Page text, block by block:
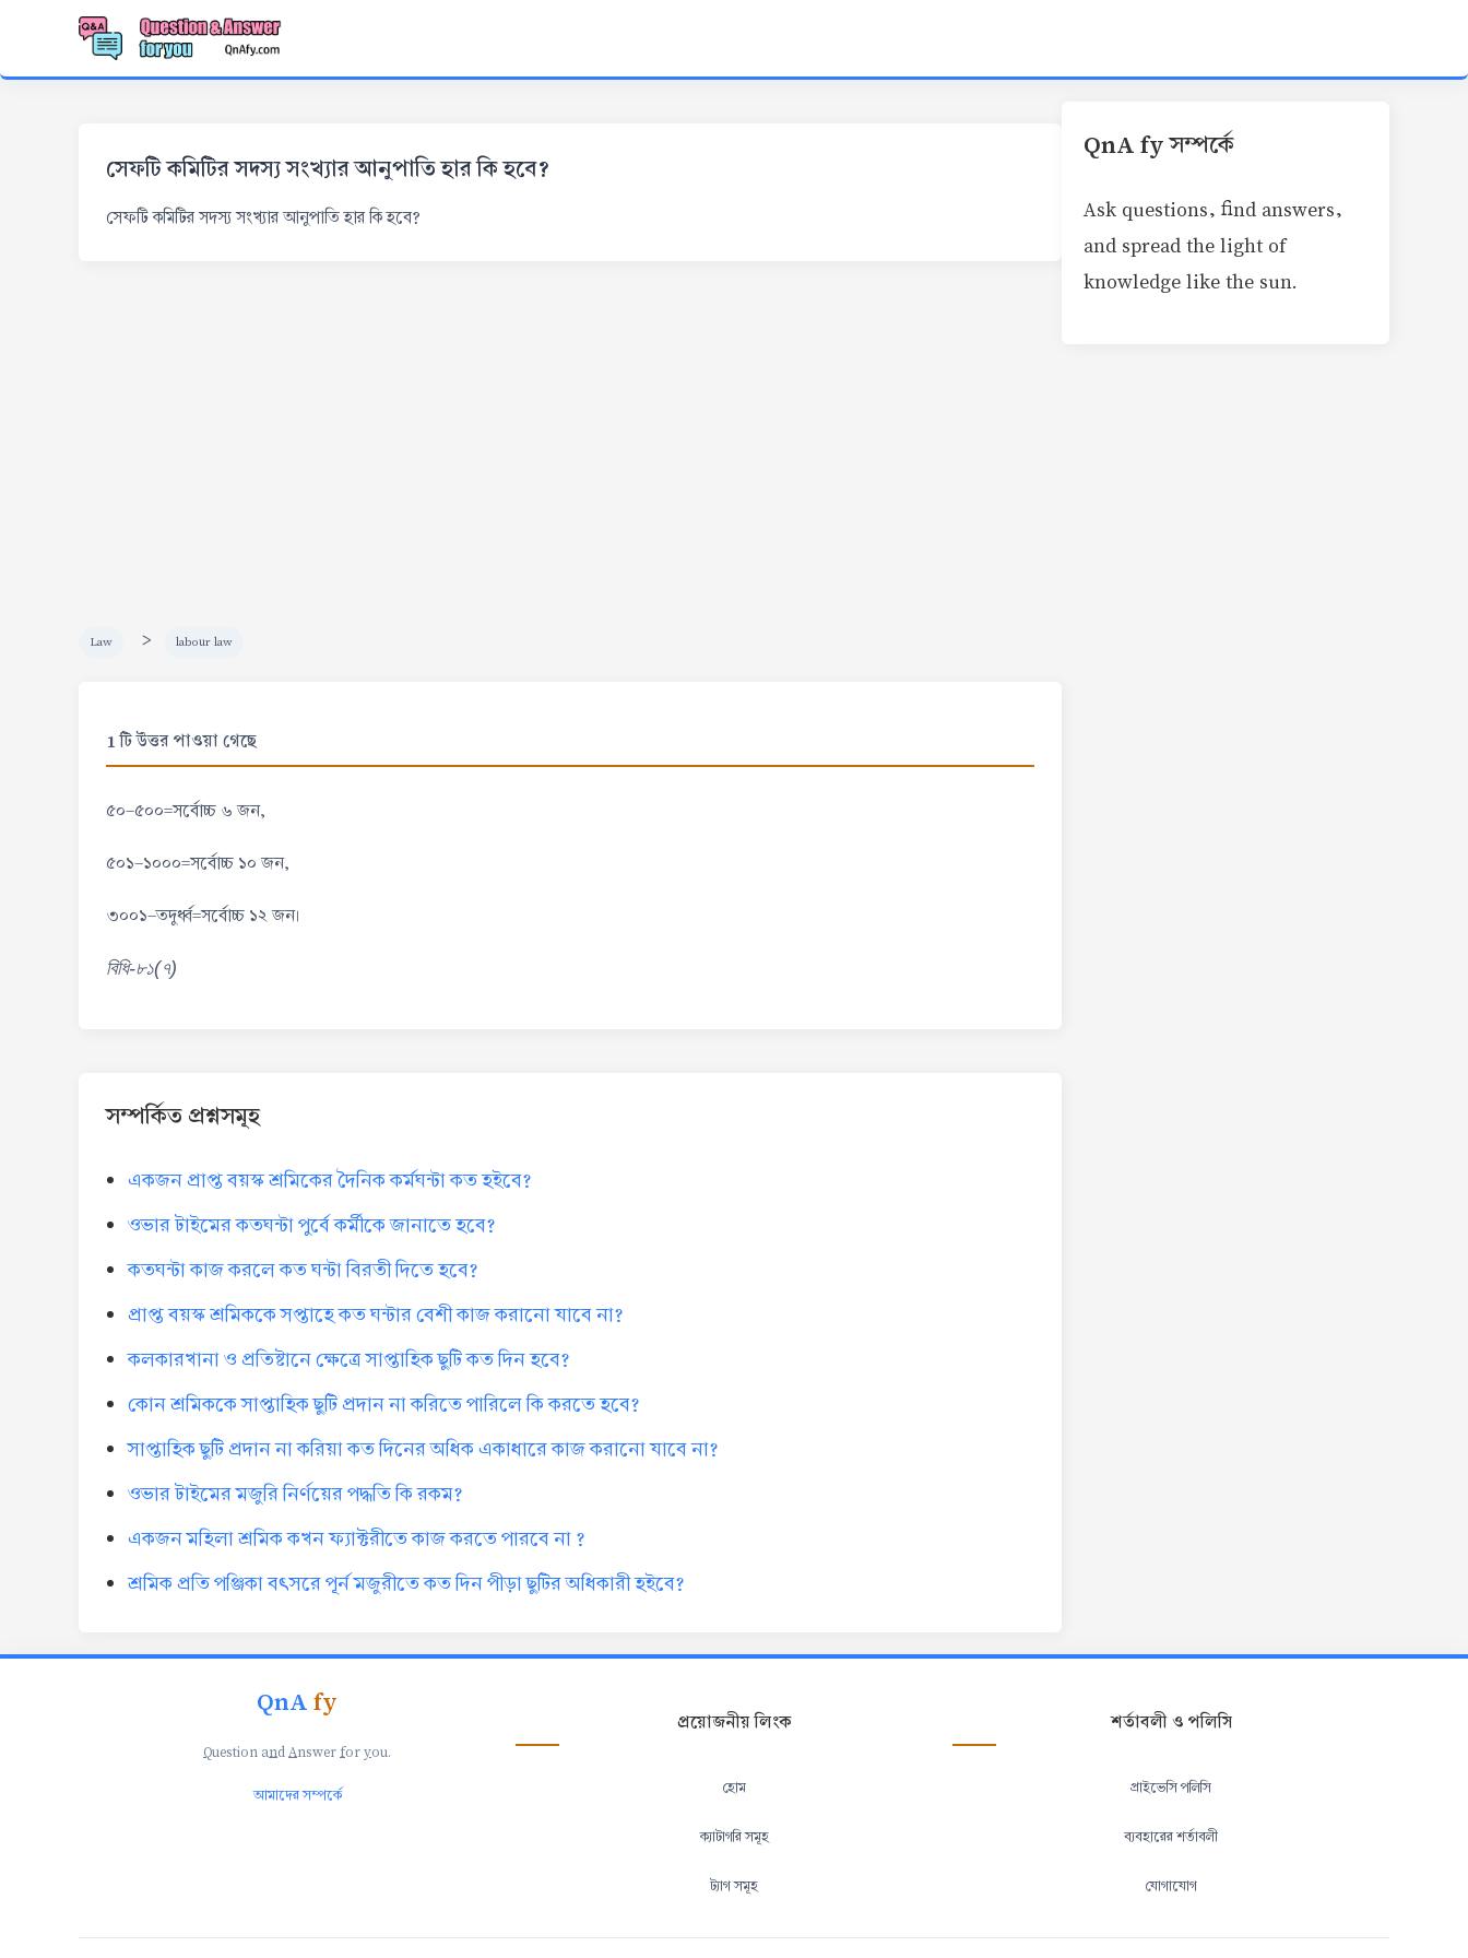
সেফটি কমিটির সদস্য সংখ্যার আনুপাতি হার কি হবে?
সেফটি কমিটির সদস্য সংখ্যার আনুপাতি হার কি হবে?
Law > labour law
1 টি উত্তর পাওয়া গেছে
৫০-৫০০=সর্বোচ্চ ৬ জন,
৫০১-১০০০=সর্বোচ্চ ১০ জন,
৩০০১-তদুর্ধ্ব=সর্বোচ্চ ১২ জন।
বিধি-৮১(৭)
সম্পর্কিত প্রশ্নসমূহ
একজন প্রাপ্ত বয়স্ক শ্রমিকের দৈনিক কর্মঘন্টা কত হইবে?
ওভার টাইমের কতঘন্টা পুর্বে কর্মীকে জানাতে হবে?
কতঘন্টা কাজ করলে কত ঘন্টা বিরতী দিতে হবে?
প্রাপ্ত বয়স্ক শ্রমিককে সপ্তাহে কত ঘন্টার বেশী কাজ করানো যাবে না?
কলকারখানা ও প্রতিষ্টানে ক্ষেত্রে সাপ্তাহিক ছুটি কত দিন হবে?
কোন শ্রমিককে সাপ্তাহিক ছুটি প্রদান না করিতে পারিলে কি করতে হবে?
সাপ্তাহিক ছুটি প্রদান না করিয়া কত দিনের অধিক একাধারে কাজ করানো যাবে না?
ওভার টাইমের মজুরি নির্ণয়ের পদ্ধতি কি রকম?
একজন মহিলা শ্রমিক কখন ফ্যাক্টরীতে কাজ করতে পারবে না ?
শ্রমিক প্রতি পঞ্জিকা বৎসরে পূর্ন মজুরীতে কত দিন পীড়া ছুটির অধিকারী হইবে?
QnA fy সম্পর্কে
Ask questions, find answers,
and spread the light of
knowledge like the sun.
QnAfy
Question andAnswer foryou.
আমাদের সম্পর্কে
প্রয়োজনীয় লিংক
হোম
ক্যাটাগরি সমূহ
ট্যাগ সমূহ
শর্তাবলী ও পলিসি
প্রাইভেসি পলিসি
ব্যবহারের শর্তাবলী
যোগাযোগ